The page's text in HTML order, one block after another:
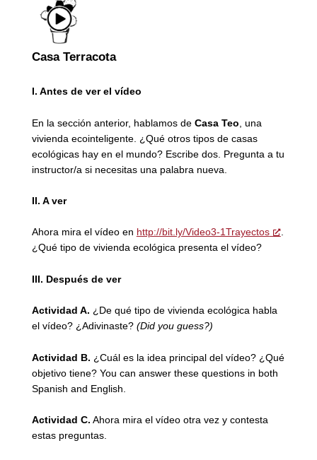
Casa Terracota
I. Antes de ver el vídeo
En la sección anterior, hablamos de Casa Teo , una
vivienda ecointeligente. ¿Qué otros tipos de casas
ecológicas hay en el mundo? Escribe dos. Pregunta a tu
instructor/a si necesitas una palabra nueva.
II. A ver
Ahora mira el vídeo en http://bit.ly/Video3-1Trayectos
.
¿Qué tipo de vivienda ecológica presenta el vídeo?
III. Después de ver
Actividad A. ¿De qué tipo de vivienda ecológica habla
el vídeo? ¿Adivinaste? (Did you guess?)
Actividad B. ¿Cuál es la idea principal del vídeo? ¿Qué
objetivo tiene? You can answer these questions in both
Spanish and English.
Actividad C. Ahora mira el vídeo otra vez y contesta
estas preguntas.